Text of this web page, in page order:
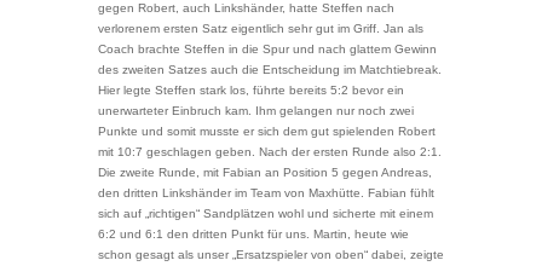
gegen Robert, auch Linkshänder, hatte Steffen nach
verlorenem ersten Satz eigentlich sehr gut im Griff. Jan als
Coach brachte Steffen in die Spur und nach glattem Gewinn
des zweiten Satzes auch die Entscheidung im Matchtiebreak.
Hier legte Steffen stark los, führte bereits 5:2 bevor ein
unerwarteter Einbruch kam. Ihm gelangen nur noch zwei
Punkte und somit musste er sich dem gut spielenden Robert
mit 10:7 geschlagen geben. Nach der ersten Runde also 2:1.
Die zweite Runde, mit Fabian an Position 5 gegen Andreas,
den dritten Linkshänder im Team von Maxhütte. Fabian fühlt
sich auf „richtigen“ Sandplätzen wohl und sicherte mit einem
6:2 und 6:1 den dritten Punkt für uns. Martin, heute wie
schon gesagt als unser „Ersatzspieler von oben“ dabei, zeigte